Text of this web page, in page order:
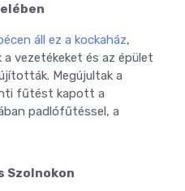
áll ez a kockaház,
vezetékeket és az épület
Megújultak a
fűtést kapott a
padlófűtéssel, a
Szolnokon